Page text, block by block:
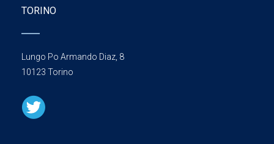
TORINO
Lungo Po Armando Diaz, 8
10123 Torino